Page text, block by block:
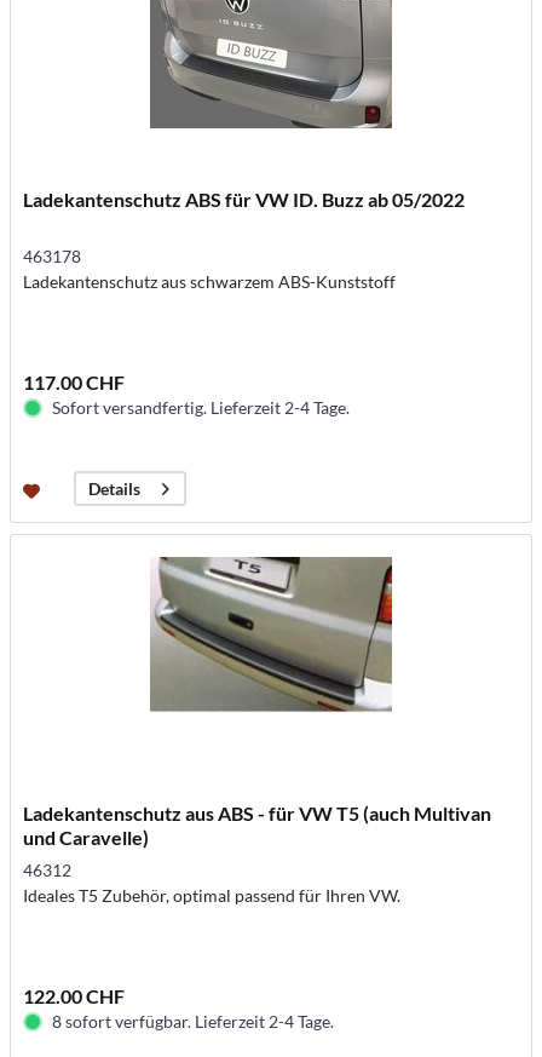
Ladekantenschutz ABS für VW ID. Buzz ab 05/2022
463178
Ladekantenschutz aus schwarzem ABS-Kunststoff
117.00 CHF
Sofort versandfertig. Lieferzeit 2-4 Tage.
Details
Ladekantenschutz aus ABS - für VW T5 (auch Multivan
und Caravelle)
46312
Ideales T5 Zubehör, optimal passend für Ihren VW.
122.00 CHF
8 sofort verfügbar. Lieferzeit 2-4 Tage.